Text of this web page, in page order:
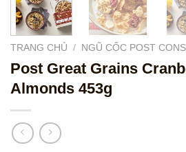
TRANG CHỦ / NGŨ CỐC POST
Post Great Grains
Almonds 453g